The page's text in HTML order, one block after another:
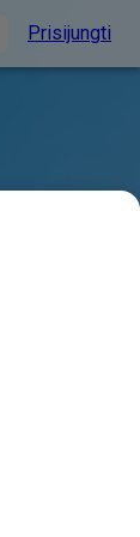
Prisijungti